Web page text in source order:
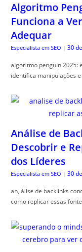
Algoritmo
Funciona a
Adequar
Especialista em SEO | 30
algoritmo penguin 2025:
identifica manipulações
Análise de
Descobrir e
dos Líderes
Especialista em SEO | 30
an, álise de backlinks
como replicar essas